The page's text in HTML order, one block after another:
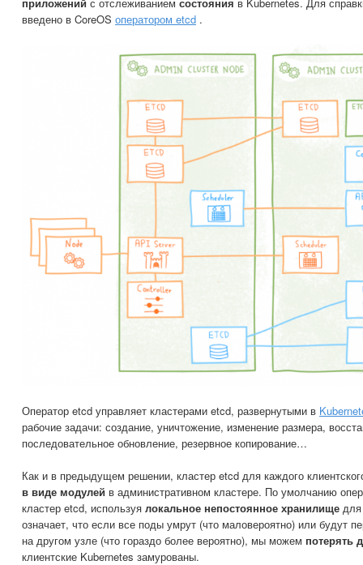
приложений с отслеживанием состояния в Kubernetes. Для
введено в CoreOS оператором etcd .
Оператор etcd управляет кластерами etcd, развернутыми в
рабочие задачи: создание, уничтожение, изменение размера,
последовательное обновление, резервное копирование…
Как и в предыдущем решении, кластер etcd для каждого
в виде модулей в административном кластере. По умолчанию
кластер etcd, используя локальное непостоянное хранилище
означает, что если все поды умрут (что маловероятно) или будут
на другом узле (что гораздо более вероятно), мы можем потерять
клиентские Kubernetes замурованы.